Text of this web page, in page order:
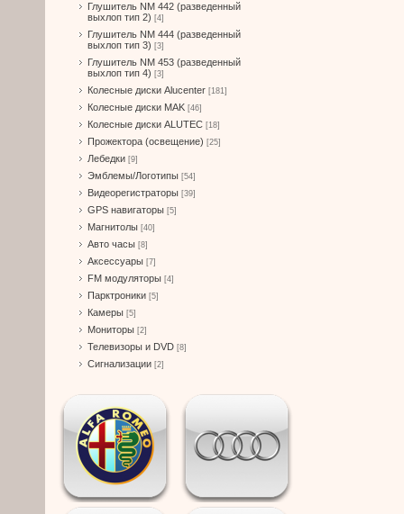
Глушитель NM 442 (разведенный
выхлоп тип 2) [4]
Глушитель NM 444 (разведенный
выхлоп тип 3) [3]
Глушитель NM 453 (разведенный
выхлоп тип 4) [3]
Колесные диски Alucenter [181]
Колесные диски MAK [46]
Колесные диски ALUTEC [18]
Прожектора (освещение) [25]
Лебедки [9]
Эмблемы/Логотипы [54]
Видеорегистраторы [39]
GPS навигаторы [5]
Магнитолы [40]
Авто часы [8]
Аксессуары [7]
FM модуляторы [4]
Парктроники [5]
Камеры [5]
Мониторы [2]
Телевизоры и DVD [8]
Сигнализации [2]